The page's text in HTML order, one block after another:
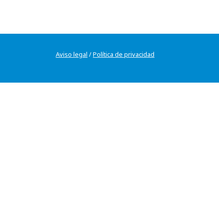
Aviso legal /Política de privacidad